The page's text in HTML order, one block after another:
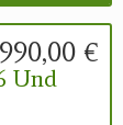
€
Und